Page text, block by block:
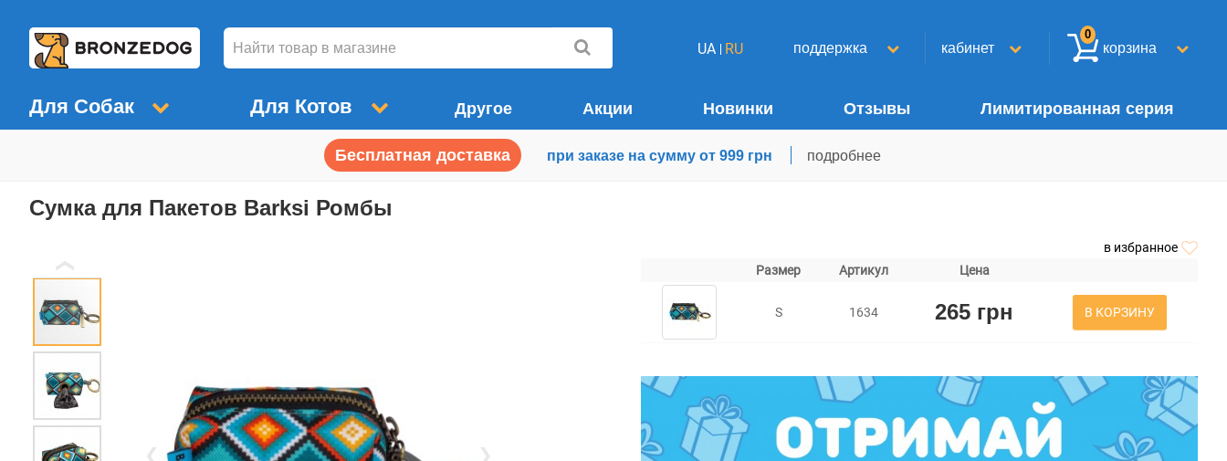
UA RU поддержка кабинет корзина
0
Для Собак Для Котов Другое Акции Новинки Отзывы Лимитированная серия
Бесплатная доставка при заказе на сумму от 999 грн подробнее
Сумка для Пакетов Barksi Ромбы
в избранное
Размер Артикул Цена
S 1634 265 грн В КОРЗИНУ